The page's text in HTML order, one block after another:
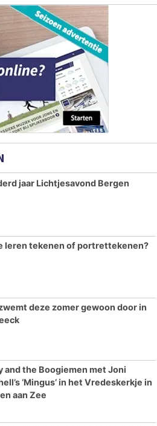
jaar Lichtjesavond Bergen
leren tekenen of portrettekenen?
deze zomer gewoon door in
and the Boogiemen met Joni
‘Mingus’ in het Vredeskerkje in
aan Zee